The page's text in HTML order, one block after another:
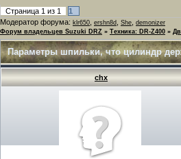
Страница 1 из 1
1
Модератор форума: klr650 ershn8d She demonizer
Форум владельцев Suzuki DRZ » Техника: DR-Z400 »
Параметры шпильки, что цилиндр
chx